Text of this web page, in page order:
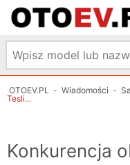
OTOEV.PL - Wiadomości -
Tesli...
Konkurencja